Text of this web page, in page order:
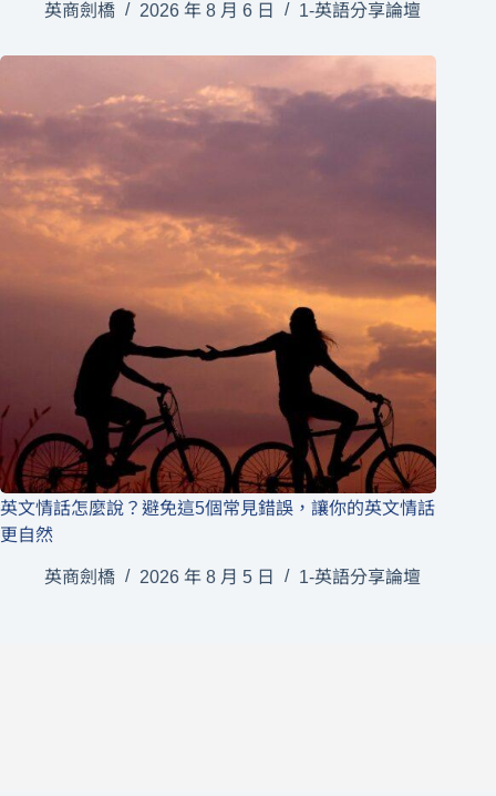
英商劍橋 2026 年 8 月 6 日 1-英語分享論壇
英文情話怎麼說？避免這5個常見錯誤，讓你的英文情話
更自然
英商劍橋 2026 年 8 月 5 日 1-英語分享論壇